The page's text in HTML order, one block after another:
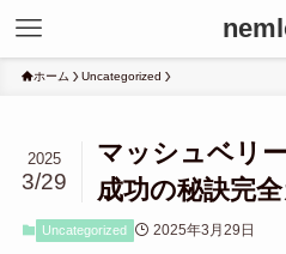
ホーム Uncategorized
マッシュベリ
成功の秘訣完
2025
3/29
Uncategorized 2025年3月29日